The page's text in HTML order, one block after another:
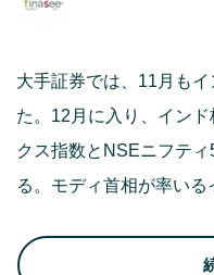
大手証券では、11月も
た。12月に入り、イン
クス指数とNSEニフテ
る。モディ首相が率い